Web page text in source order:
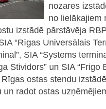
nozares
no lielākajiem
izstādē pārstāvēja
“Rīgas Universālais
SIA “Systems
Stividors” un SIA “Frigo
ostas stendu
radot ostas